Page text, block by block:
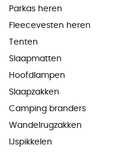
Parkas heren
Fleecevesten heren
Tenten
Slaapmatten
Hoofdlampen
Slaapzakken
Camping branders
Wandelrugzakken
IJspikkelen